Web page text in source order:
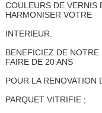
COULEURS DE VERNIS
HARMONISER VOTRE
INTERIEUR.
BENEFICIEZ DE
FAIRE DE 20 ANS
POUR LA RENOVATION
PARQUET VITRIFIE ;